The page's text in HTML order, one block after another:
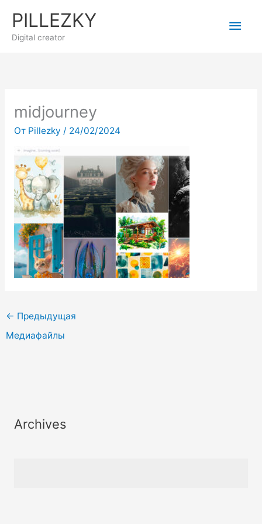
содержимому
PILLEZKY
Digital creator
midjourney
От Pillezky / 24/02/2024
← Предыдущая
Медиафайлы
Archives